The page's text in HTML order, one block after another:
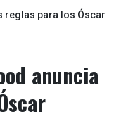
reglas para los Óscar
anuncia